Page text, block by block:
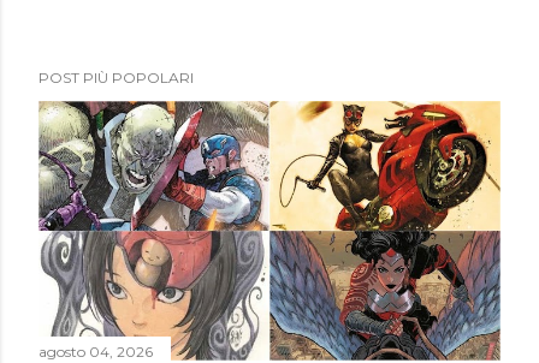
POST PIÙ POPOLARI
agosto 04, 2026